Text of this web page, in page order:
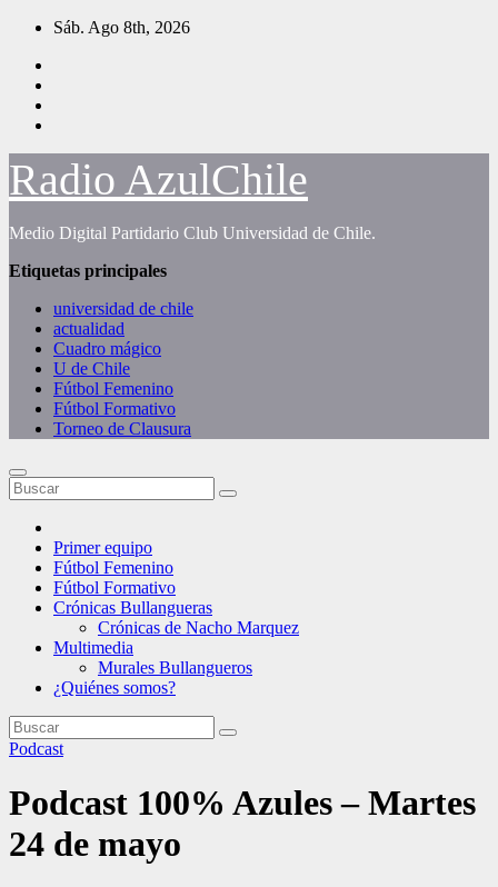
Saltar
contenido
Sáb. Ago 8th, 2026
Radio AzulChile
Medio Digital Partidario Club Universidad de Chile.
Etiquetas principales
universidad de chile
actualidad
Cuadro mágico
U de Chile
Fútbol Femenino
Fútbol Formativo
Torneo de Clausura
Primer equipo
Fútbol Femenino
Fútbol Formativo
Crónicas Bullangueras
Crónicas de Nacho Marquez
Multimedia
Murales Bullangueros
¿Quiénes somos?
Podcast
Podcast 100% Azules – Martes
24 de mayo